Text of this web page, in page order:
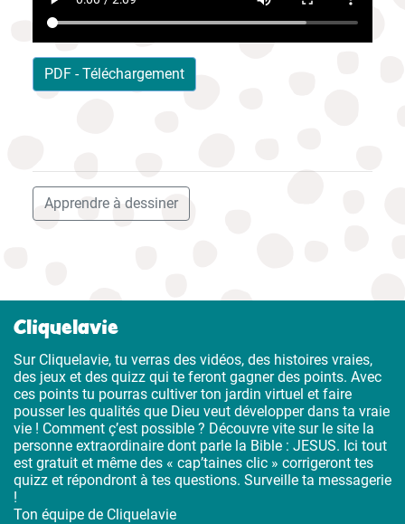
PDF - Téléchargement
Apprendre à dessiner
Cliquelavie
Sur Cliquelavie, tu verras des vidéos, des histoires vraies,
des jeux et des quizz qui te feront gagner des points. Avec
ces points tu pourras cultiver ton jardin virtuel et faire
pousser les qualités que Dieu veut développer dans ta vraie
vie ! Comment ç’est possible ? Découvre vite sur le site la
personne extraordinaire dont parle la Bible : JESUS. Ici tout
est gratuit et même des « cap’taines clic » corrigeront tes
quizz et répondront à tes questions. Surveille ta messagerie
!
Ton équipe de Cliquelavie